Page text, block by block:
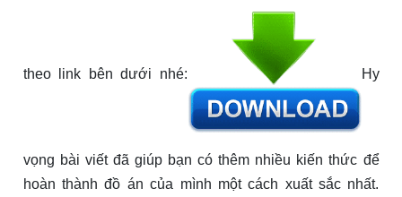
theo link bên dưới nhé: Hy
vọng bài viết đã giúp bạn có thêm nhiều kiến thức để
hoàn thành đồ án của mình một cách xuất sắc nhất.